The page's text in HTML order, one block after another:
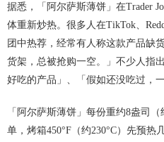
据悉，「阿尔萨斯薄饼」在Trader
体重新炒热。很多人在TikTok、
团中热荐，经常有人称这款产品缺
货架，总被抢购一空。」不少人指
好吃的产品」、「假如还没吃过，
「阿尔萨斯薄饼」每份重约8盎司
单，烤箱450°F（约230°C）先预